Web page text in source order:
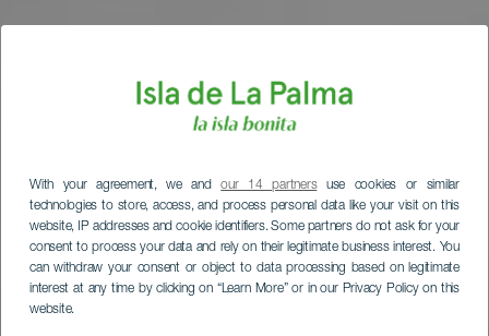
With your agreement, we andour 14 partnersuse cookies or similar
technologies to store, access, and process personal data like your visit on this
website, IP addresses and cookie identifiers. Some partners do not ask for your
consent to process your data and rely on their legitimate business interest. You
can withdraw your consent or object to data processing based on legitimate
interest at any time by clicking on “Learn More” or in our Privacy Policy on this
website.